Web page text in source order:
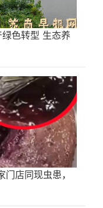
色转型 生态养
店同现虫患，